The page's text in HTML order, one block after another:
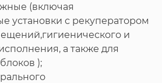
(включая
установки с рекуператором
и
а также для
);